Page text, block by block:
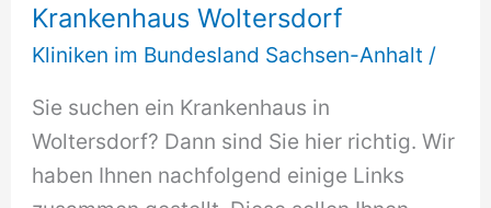
Krankenhaus Woltersdorf
Kliniken im Bundesland Sachsen-Anhalt /
Sie suchen ein Krankenhaus in
Woltersdorf? Dann sind Sie hier richtig. Wir
haben Ihnen nachfolgend einige Links